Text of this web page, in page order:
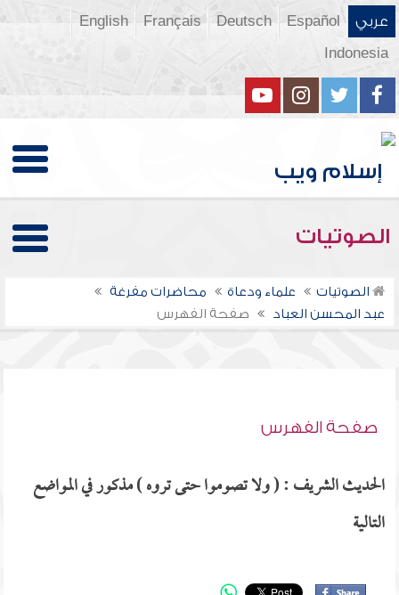
عربي Español
Deutsch
Français
English
Indonesia
الصوتيات
الصوتيات علماء ودعاة
محاضرات مفرغة
عبد المحسن العباد
صفحة الفهرس
صفحة الفهرس
الحديث الشريف : ( ولا تصوموا حتى تروه ) مذكور في المواضع
التالية